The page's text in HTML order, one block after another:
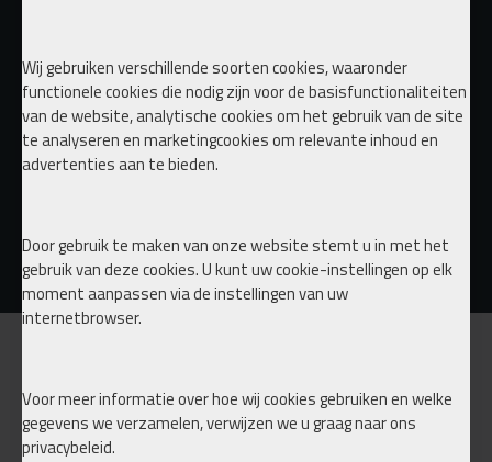
Wij gebruiken verschillende soorten cookies, waaronder
functionele cookies die nodig zijn voor de basisfunctionaliteiten
van de website, analytische cookies om het gebruik van de site
te analyseren en marketingcookies om relevante inhoud en
advertenties aan te bieden.
Door gebruik te maken van onze website stemt u in met het
gebruik van deze cookies. U kunt uw cookie-instellingen op elk
moment aanpassen via de instellingen van uw
internetbrowser.
Voor meer informatie over hoe wij cookies gebruiken en welke
gegevens we verzamelen, verwijzen we u graag naar ons
privacybeleid.
Over ons
Verzending